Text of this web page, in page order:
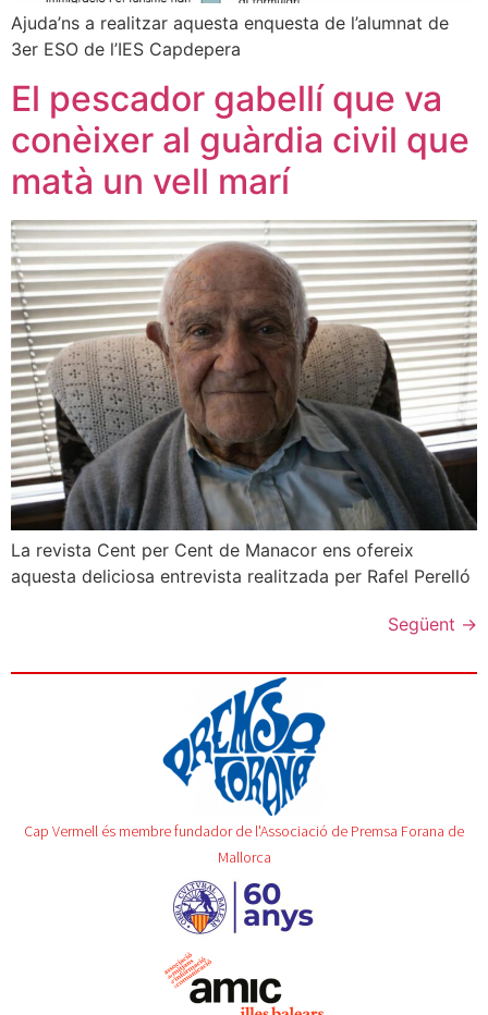
Ajuda’ns a realitzar aquesta enquesta de l’alumnat de
3er ESO de l’IES Capdepera
El pescador gabellí que va
conèixer al guàrdia civil que
matà un vell marí
La revista Cent per Cent de Manacor ens ofereix
aquesta deliciosa entrevista realitzada per Rafel Perelló
Següent →
Cap Vermell és membre fundador de l'Associació de Premsa Forana de
Mallorca